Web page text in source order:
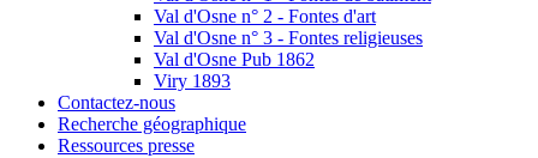
Val d'Osne n° 2 - Fontes d'art
Val d'Osne n° 3 - Fontes religieuses
Val d'Osne Pub 1862
Viry 1893
Contactez-nous
Recherche géographique
Ressources presse